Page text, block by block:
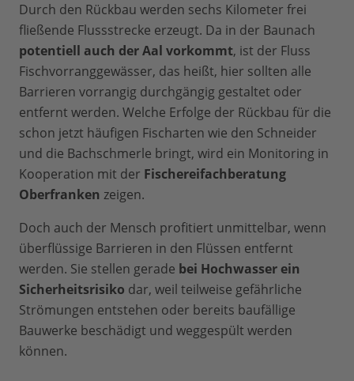
Durch den Rückbau werden sechs Kilometer frei
fließende Flussstrecke erzeugt. Da in der Baunach
potentiell auch der Aal vorkommt, ist der Fluss
Fischvorranggewässer, das heißt, hier sollten alle
Barrieren vorrangig durchgängig gestaltet oder
entfernt werden. Welche Erfolge der Rückbau für die
schon jetzt häufigen Fischarten wie den Schneider
und die Bachschmerle bringt, wird ein Monitoring in
Kooperation mit der Fischereifachberatung
Oberfranken zeigen.
Doch auch der Mensch profitiert unmittelbar, wenn
überflüssige Barrieren in den Flüssen entfernt
werden. Sie stellen gerade bei Hochwasser ein
Sicherheitsrisiko dar, weil teilweise gefährliche
Strömungen entstehen oder bereits baufällige
Bauwerke beschädigt und weggespült werden
können.